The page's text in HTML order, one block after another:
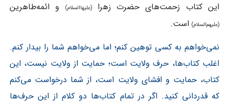
این کتاب زحمت‌های حضرت زهرا(علیهاالسلام) و ائمه‌طاهرین
(علیهم‌السلام) است.
نمی‌خواهم به کسی توهین کنم؛ اما می‌خواهم شما را بیدار کنم.
اغلب کتاب‌ها، حرف ولایت است؛ حمایت از ولایت نیست، این
کتاب، حمایت و افشای ولایت است، از شما درخواست می‌کنم
که قدردانی کنید. اگر در تمام کتاب‌ها دو کلام از این حرف‌ها